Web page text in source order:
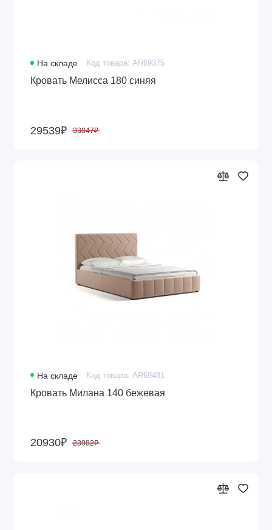
На складе Код товара: AR69375
Кровать Мелисса 180 синяя
29539₽ 33847₽
На складе Код товара: AR69481
Кровать Милана 140 бежевая
20930₽ 23982₽